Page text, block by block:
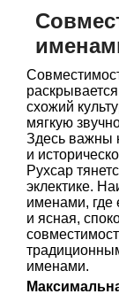
схожий
мягкую
Здесь важны
и
Рухсар
эклектике.
именами, где
и ясная,
именами.